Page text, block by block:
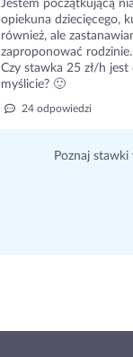
Jestem początkującą
opiekuna dziecięcego,
również, ale
zaproponować
Czy stawka 25 zł/h jest
myślicie? 🙂
24 odpowiedzi
Poznaj